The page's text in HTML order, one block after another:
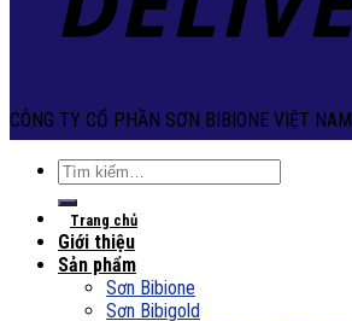
CÔNG TY CỔ PHẦN SƠN BIBIONE VIỆT NAM
Tìm
Trang chủ
Giới thiệu
Sản phẩm
Sơn Bibione
Sơn Bibigold